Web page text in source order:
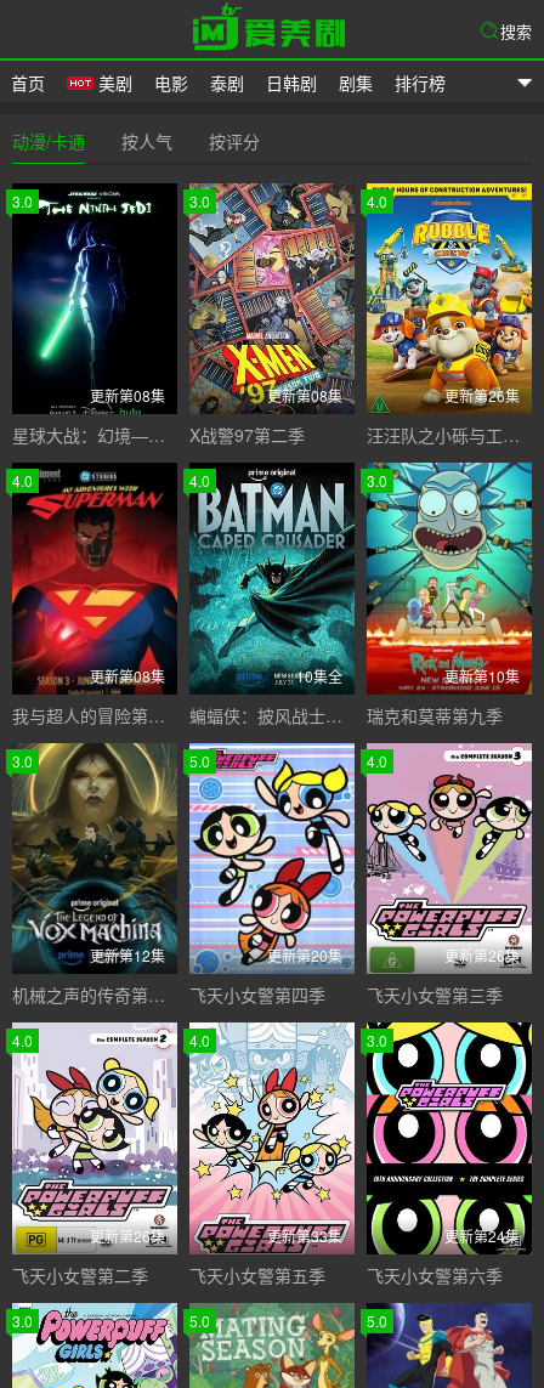
爱美剧
首页 美剧 电影 泰剧 日韩剧 剧集 排行榜
搜索
动漫/卡通 按人气 按评分
3.0
更新第08集
星球大战：幻境—第九个绝地武士
3.0
更新第08集
X战警97第二季
4.0
更新第26集
汪汪队之小砾与工程家族第三季
4.0
更新第08集
我与超人的冒险第三季
4.0
10集全
蝙蝠侠：披风战士第二季
3.0
更新第10集
瑞克和莫蒂第九季
3.0
更新第12集
机械之声的传奇第四季
5.0
更新第20集
飞天小女警第四季
4.0
更新第26集
飞天小女警第三季
4.0
更新第26集
飞天小女警第二季
4.0
更新第33集
飞天小女警第五季
3.0
更新第24集
飞天小女警第六季
3.0 5.0 5.0